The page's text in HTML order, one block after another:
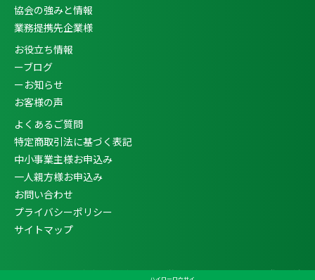
協会の強みと情報
業務提携先企業様
お役立ち情報
ーブログ
ーお知らせ
お客様の声
よくあるご質問
特定商取引法に基づく表記
中小事業主様お申込み
一人親方様お申込み
お問い合わせ
プライバシーポリシー
サイトマップ
Copyright ©一人親方・中小事業主向け労災保険特別加入なら企業発展支援